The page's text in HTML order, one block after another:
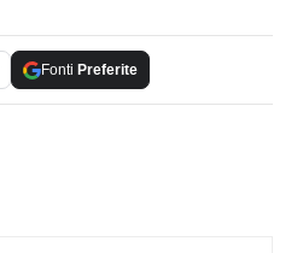
Fonti Preferite